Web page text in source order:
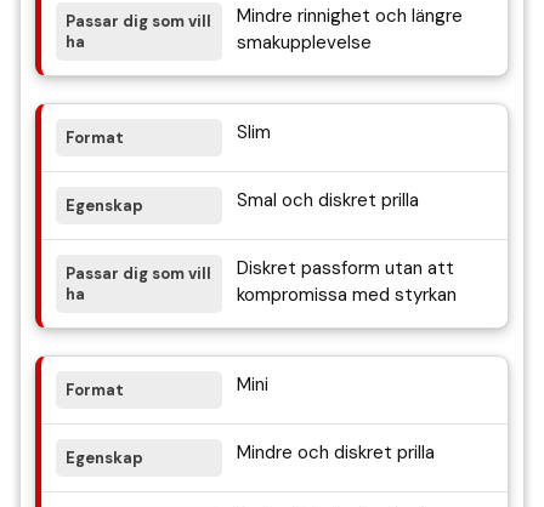
Mindre rinnighet och längre
smakupplevelse
Slim
Smal och diskret prilla
Diskret passform utan att
kompromissa med styrkan
Mini
Mindre och diskret prilla